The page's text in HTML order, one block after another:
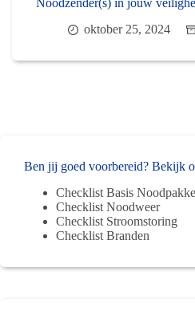
Noodzender(s) in jouw
oktober 25, 2024
Ben jij goed voorbereid? Bekijk
Checklist Basis
Checklist Noodweer
Checklist Stroomstoring
Checklist Branden